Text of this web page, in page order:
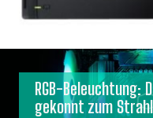
RGB-Beleuchtung:
gekonnt zum